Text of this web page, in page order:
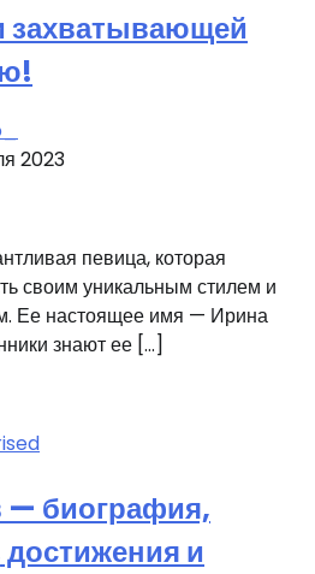
захватывающей
2023
певица, которая
своим уникальным стилем и
Ее настоящее имя — Ирина
знают ее […]
— биография,
и